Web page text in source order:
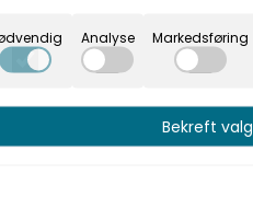
Analyse Markedsføring
Bekreft valg